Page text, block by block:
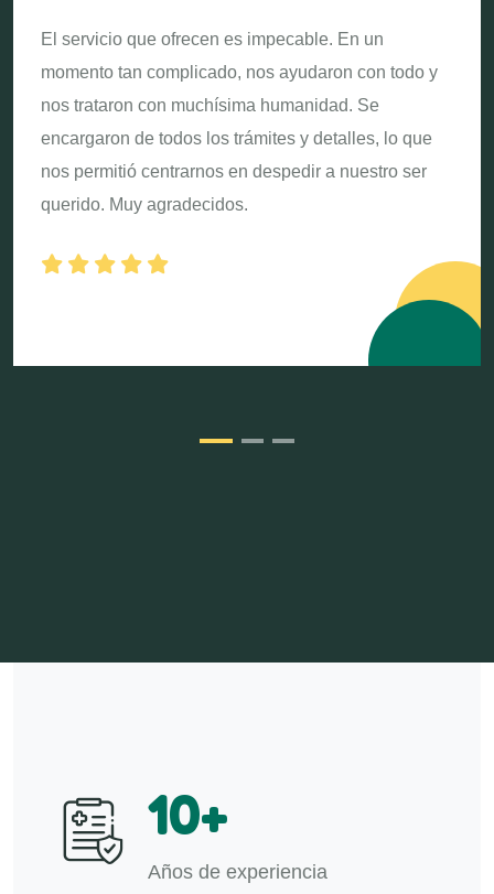
El servicio que ofrecen es impecable. En un
momento tan complicado, nos ayudaron con todo y
nos trataron con muchísima humanidad. Se
encargaron de todos los trámites y detalles, lo que
nos permitió centrarnos en despedir a nuestro ser
querido. Muy agradecidos.
10+
Años de experiencia